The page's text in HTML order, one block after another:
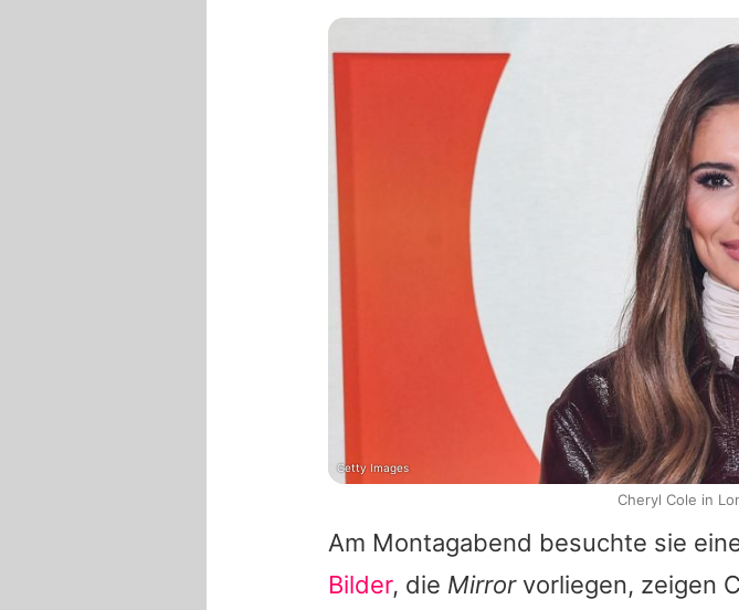
Am Montagabend besuchte sie
Bilder, die Mirrorvorliegen, zeigen
Getty Images
Cheryl Cole in